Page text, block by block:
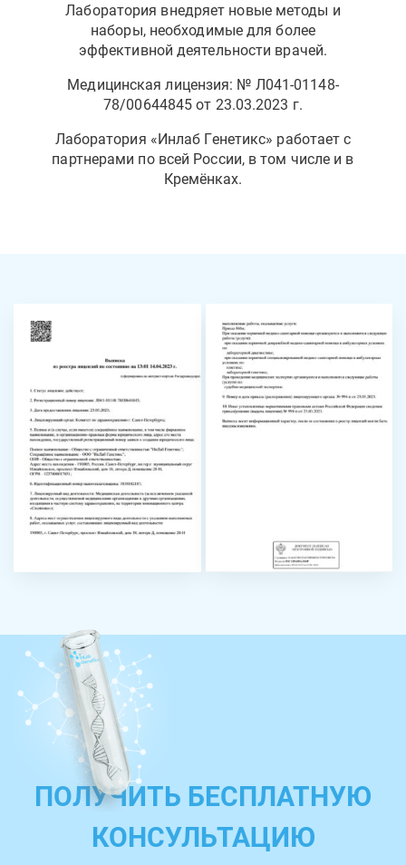
Лаборатория внедряет новые методы и
наборы, необходимые для более
эффективной деятельности врачей.
Медицинская лицензия: № Л041-01148-
78/00644845 от 23.03.2023 г.
Лаборатория «Инлаб Генетикс» работает с
партнерами по всей России, в том числе и в
Кремёнках.
ПОЛУЧИТЬ БЕСПЛАТНУЮ
КОНСУЛЬТАЦИЮ